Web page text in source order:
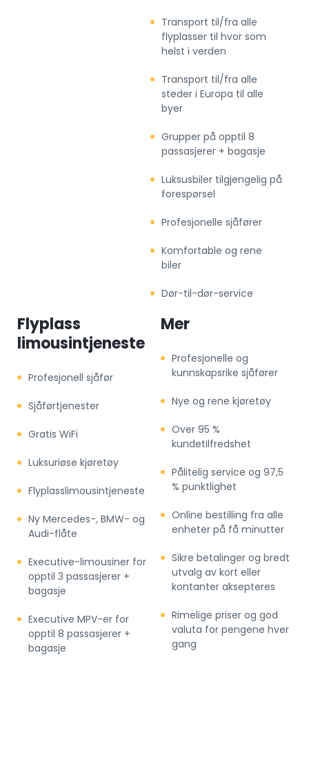
Transport til/fra alle
flyplasser til hvor som
helst i verden
Transport til/fra alle
steder i Europa til alle
byer
Grupper på opptil 8
passasjerer + bagasje
Luksusbiler tilgjengelig på
forespørsel
Profesjonelle sjåfører
Komfortable og rene
biler
Dør-til-dør-service
Flyplass
limousintjeneste
Profesjonell sjåfør
Sjåførtjenester
Gratis WiFi
Luksuriøse kjøretøy
Flyplasslimousintjeneste
Ny Mercedes-, BMW- og
Audi-flåte
Executive-limousiner for
opptil 3 passasjerer +
bagasje
Executive MPV-er for
opptil 8 passasjerer +
bagasje
Mer
Profesjonelle og
kunnskapsrike sjåfører
Nye og rene kjøretøy
Over 95 %
kundetilfredshet
Pålitelig service og 97,5
% punktlighet
Online bestilling fra alle
enheter på få minutter
Sikre betalinger og bredt
utvalg av kort eller
kontanter aksepteres
Rimelige priser og god
valuta for pengene hver
gang